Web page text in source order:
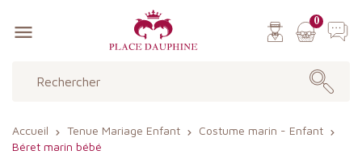
 0
Accueil Tenue Mariage Enfant
Costume marin - Enfant
Béret marin bébé